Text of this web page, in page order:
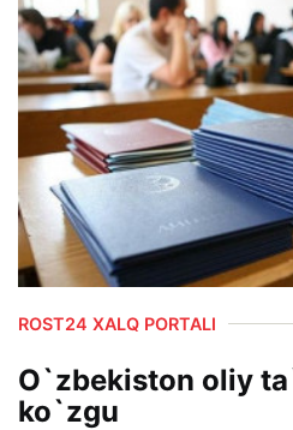
ROST24 XALQ PORTALI
O`zbekiston oliy
ko`zgu